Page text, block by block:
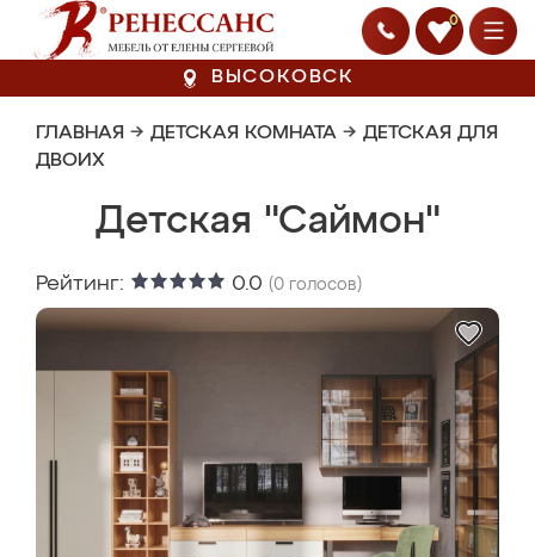
0
ВЫСОКОВСК
ГЛАВНАЯ → ДЕТСКАЯ КОМНАТА → ДЕТСКАЯ ДЛЯ
ДВОИХ
Детская "Саймон"
Рейтинг: 0.0 (0 голосов)